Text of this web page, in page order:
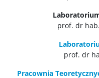
prof. dr
prof. dr
Pracownia